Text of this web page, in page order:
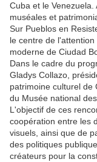
Cuba et le
muséales et
Sur Pueblos en
le centre de
moderne de Ciudad
Dans le cadre du
Gladys Collazo,
patrimoine culturel de
du Musée national
L'objectif de ces
coopération entre les
visuels, ainsi que de
des politiques
créateurs pour la